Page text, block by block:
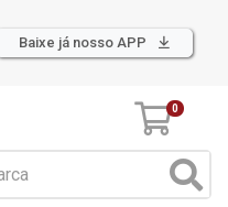
Baixe já nosso APP
0